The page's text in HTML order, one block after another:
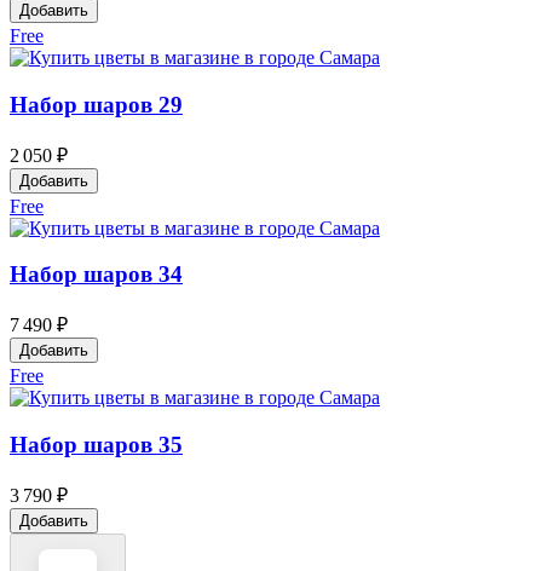
Добавить
Free
Набор шаров 29
2 050 ₽
Добавить
Free
Набор шаров 34
7 490 ₽
Добавить
Free
Набор шаров 35
3 790 ₽
Добавить